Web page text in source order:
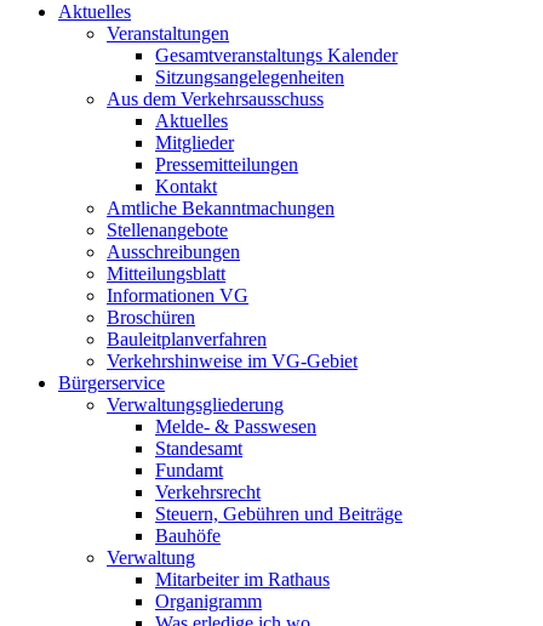
Aktuelles
Veranstaltungen
Gesamtveranstaltungs Kalender
Sitzungsangelegenheiten
Aus dem Verkehrsausschuss
Aktuelles
Mitglieder
Pressemitteilungen
Kontakt
Amtliche Bekanntmachungen
Stellenangebote
Ausschreibungen
Mitteilungsblatt
Informationen VG
Broschüren
Bauleitplanverfahren
Verkehrshinweise im VG-Gebiet
Bürgerservice
Verwaltungsgliederung
Melde- & Passwesen
Standesamt
Fundamt
Verkehrsrecht
Steuern, Gebühren und Beiträge
Bauhöfe
Verwaltung
Mitarbeiter im Rathaus
Organigramm